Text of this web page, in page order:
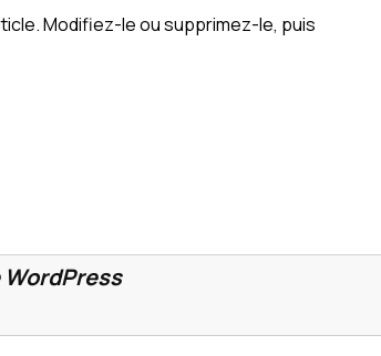
Modifiez-le ou supprimez-le, puis